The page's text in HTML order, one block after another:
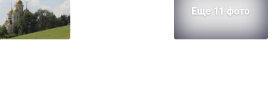
Еще 11 фото